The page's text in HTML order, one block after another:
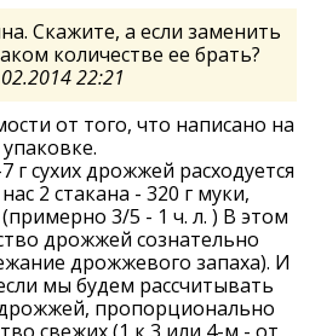
Скажите, а если заменить
количестве ее брать?
22:21
от того, что написано на
упаковке.
г сухих дрожжей расходуется
2 стакана - 320 г муки,
(примерно 3/5 - 1 ч. л. ) В этом
дрожжей сознательно
дрожжевого запаха). И
мы будем рассчитывать
дрожжей, пропорционально